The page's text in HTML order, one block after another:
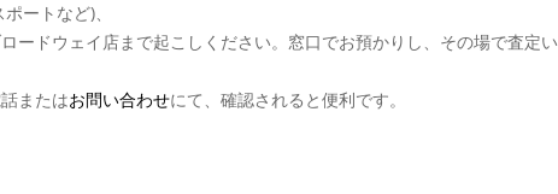
ートなど)、
ードウェイ店まで起こしください。窓口でお預かりし、その場で査定
またはお問い合わせにて、確認されると便利です。